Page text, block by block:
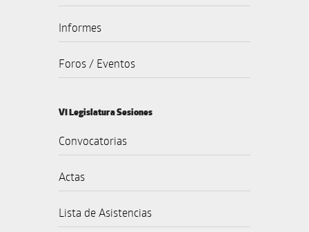
Informes
Foros / Eventos
VI Legislatura Sesiones
Convocatorias
Actas
Lista de Asistencias